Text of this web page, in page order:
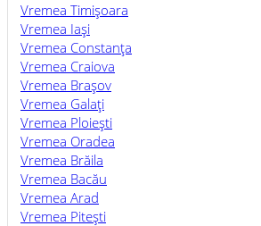
Vremea Timişoara
Vremea Iaşi
Vremea Constanţa
Vremea Craiova
Vremea Braşov
Vremea Galaţi
Vremea Ploieşti
Vremea Oradea
Vremea Brăila
Vremea Bacău
Vremea Arad
Vremea Piteşti